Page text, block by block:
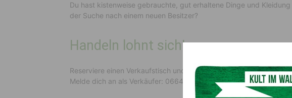
Du hast kistenweise gebrauchte, gut erhaltene Dinge und
der Suche nach einem neuen Besitzer?
Handeln lohnt sich!
Reserviere einen Verkaufstisch und habe Spaß beim Verhandeln
Melde dich an als Verkäufer: 0664 / 54 91 644